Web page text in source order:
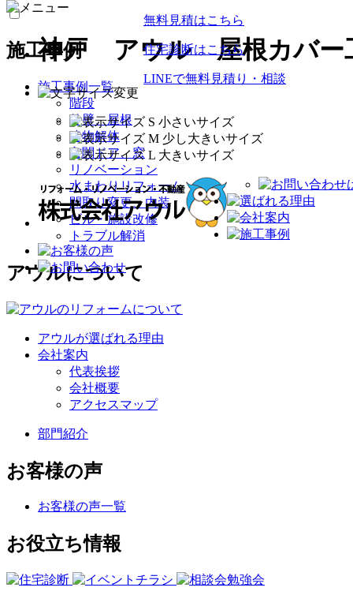
神戸 アウル 屋根カバー
施工事例
施工事例一覧
階段
外壁、屋根
建物解体
玄関ドア、窓
リノベーション
水まわりリフォーム
間取り変更、内装
ビル・施設改修
トラブル解消
アウルについて
アウルが選ばれる理由
会社案内
代表挨拶
会社概要
アクセスマップ
部門紹介
お客様の声
お客様の声一覧
お役立ち情報
無料見積はこちら
住宅診断はこちら
LINEで無料見積り・相談